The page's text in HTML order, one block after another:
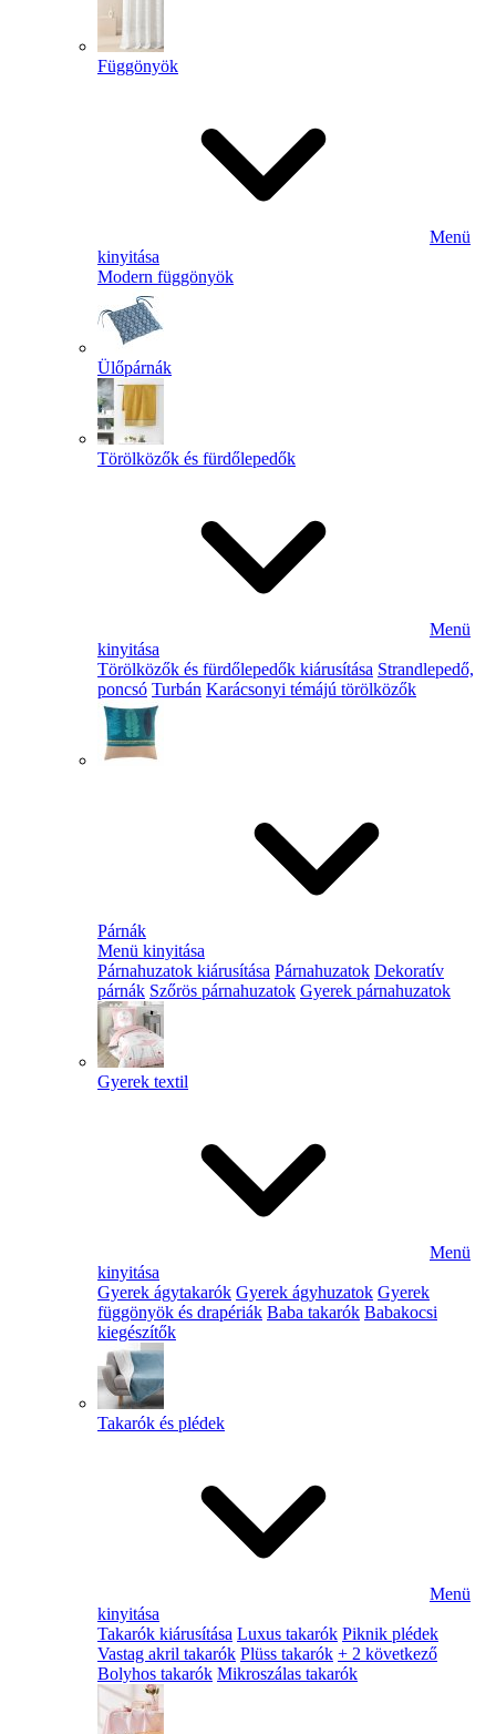
Függönyök
Menü
kinyitása
Modern függönyök
Ülőpárnák
Törölközők és fürdőlepedők
Menü
kinyitása
Törölközők és fürdőlepedők kiárusítása Strandlepedő,
poncsó Turbán Karácsonyi témájú törölközők
Párnák
Menü kinyitása
Párnahuzatok kiárusítása Párnahuzatok Dekoratív
párnák Szőrös párnahuzatok Gyerek párnahuzatok
Gyerek textil
Menü
kinyitása
Gyerek ágytakarók Gyerek ágyhuzatok Gyerek
függönyök és drapériák Baba takarók Babakocsi
kiegészítők
Takarók és plédek
Menü
kinyitása
Takarók kiárusítása Luxus takarók Piknik plédek
Vastag akril takarók Plüss takarók + 2 következő
Bolyhos takarók Mikroszálas takarók